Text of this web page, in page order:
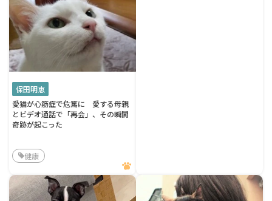
保田明恵
愛猫が心筋症で危篤に 愛する母親
とビデオ通話で「再会」、その瞬間
奇跡が起こった
健康